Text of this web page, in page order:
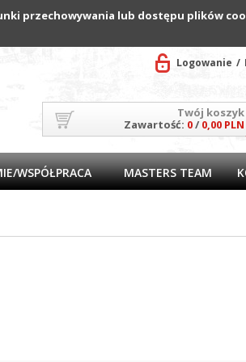
przechowywania lub dostępu plików
Logowanie
Twój koszyk
Zawartość: 0/ 0,00 PLN
WSPÓŁPRACA MASTERS TEAM